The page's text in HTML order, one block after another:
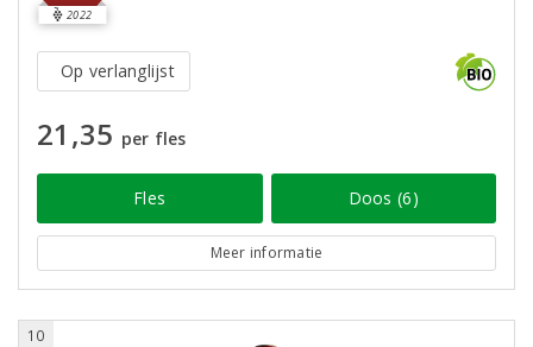
2022
Op verlanglijst
21,35 per fles
Fles Doos (6)
Meer informatie
10